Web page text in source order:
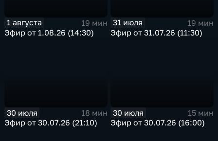
1 августа
19 мин
Эфир от 1.08.26 (14:30)
31 июля
19 мин
Эфир от 31.07.26 (11:30)
30 июля
18 мин
Эфир от 30.07.26 (21:10)
30 июля
15 мин
Эфир от 30.07.26 (16:00)